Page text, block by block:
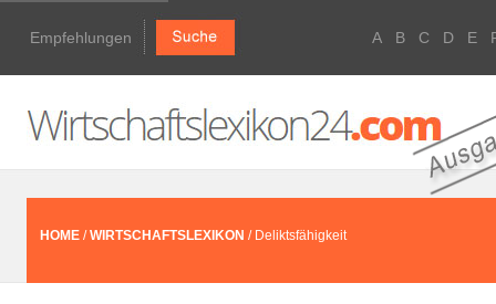
Empfehlungen A B C D E
HOME /WIRTSCHAFTSLEXIKON / Deliktsfähigkeit